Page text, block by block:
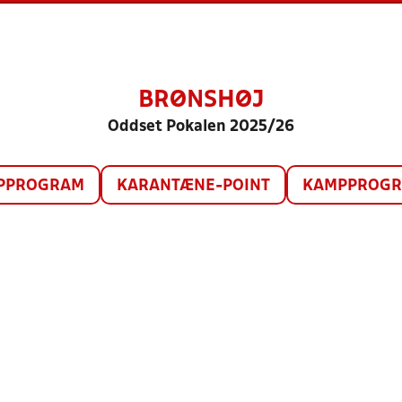
BRØNSHØJ
Oddset Pokalen 2025/26
KARANTÆNE-POINT